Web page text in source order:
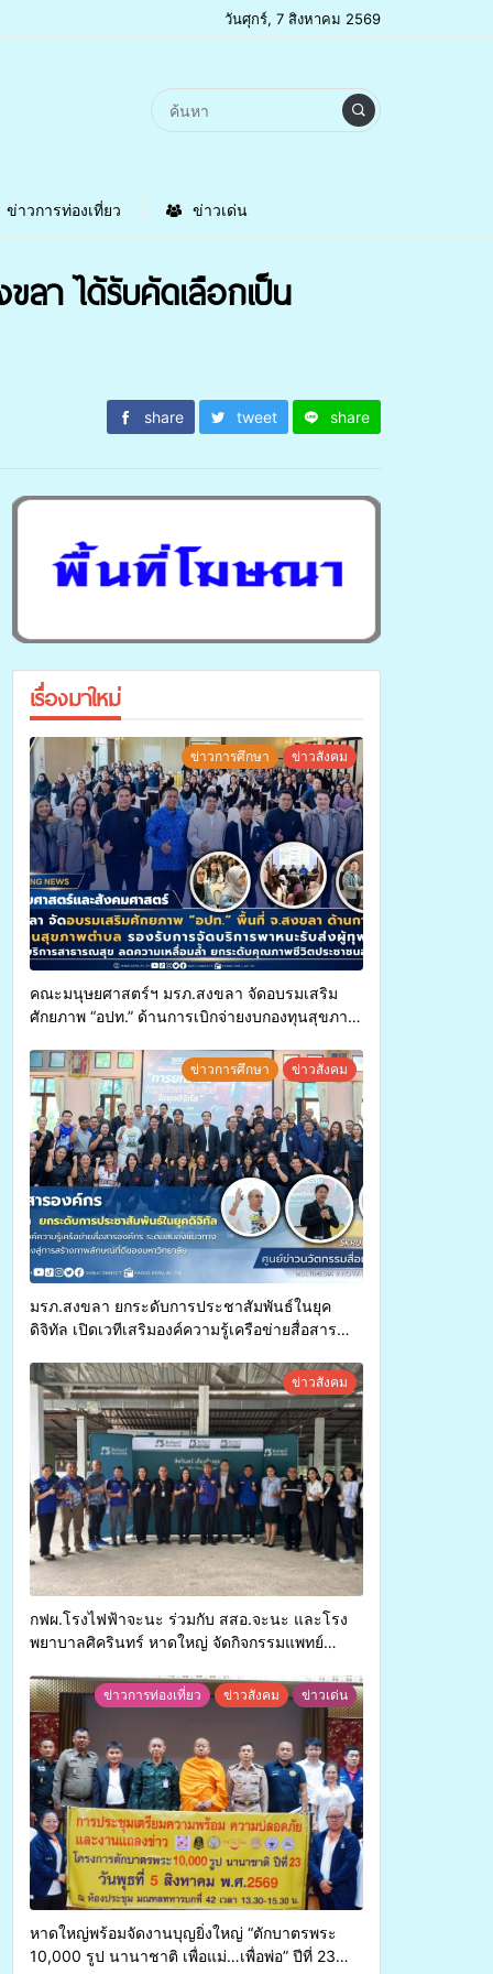
วันศุกร์, 7 สิงหาคม 2569
ข่าวการท่องเที่ยว ข่าวเด่น
า ได้รับคัดเลือกเป็น
share tweet share
เรื่องมาใหม่
ข่าวการศึกษา ข่าวสังคม
คณะมนุษยศาสตร์ฯ มรภ.สงขลา จัดอบรมเสริม
ศักยภาพ “อปท.” ด้านการเบิกจ่ายงบกองทุนสุขภาพ
ทุพพลภาพเพื่อเข้ารับบริการสาธารณสุข ลดความ
เหลื่อมล้ำ ยกระดับคุณภาพชีวิตประชาชนอย่าง
ยั่งยืน
ข่าวการศึกษา ข่าวสังคม
มรภ.สงขลา ยกระดับการประชาสัมพันธ์ในยุค
ดิจิทัล เปิดเวทีเสริมองค์ความรู้เครือข่ายสื่อสาร
การสร้างภาพลักษณ์ที่ดีของมหาวิทยาลัยข่าวสังคม
กฟผ.โรงไฟฟ้าจะนะ ร่วมกับ สสอ.จะนะ และโรง
พยาบาลศิครินทร์ หาดใหญ่ จัดกิจกรรมแพทย์
ข่าวการท่องเที่ยว ข่าวสังคม ข่าวเด่น
หาดใหญ่พร้อมจัดงานบุญยิ่งใหญ่ “ตักบาตรพระ
10,000 รูป นานาชาติ เพื่อแม่…เพื่อพ่อ” ปีที่ 23